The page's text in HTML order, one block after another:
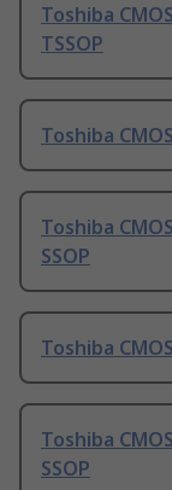
Toshiba
TSSOP
Toshiba
Toshiba
SSOP
Toshiba
Toshiba
SSOP